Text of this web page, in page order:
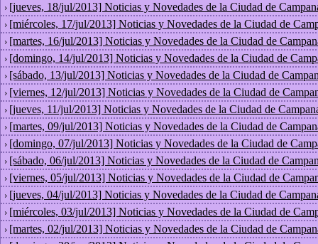
› [jueves, 18/jul/2013] Noticias y Novedades de la Ciudad de
› [miércoles, 17/jul/2013] Noticias y Novedades de la Ciudad de
› [martes, 16/jul/2013] Noticias y Novedades de la Ciudad de
› [domingo, 14/jul/2013] Noticias y Novedades de la Ciudad de
› [sábado, 13/jul/2013] Noticias y Novedades de la Ciudad de
› [viernes, 12/jul/2013] Noticias y Novedades de la Ciudad de
› [jueves, 11/jul/2013] Noticias y Novedades de la Ciudad de
› [martes, 09/jul/2013] Noticias y Novedades de la Ciudad de
› [domingo, 07/jul/2013] Noticias y Novedades de la Ciudad de
› [sábado, 06/jul/2013] Noticias y Novedades de la Ciudad de
› [viernes, 05/jul/2013] Noticias y Novedades de la Ciudad de
› [jueves, 04/jul/2013] Noticias y Novedades de la Ciudad de
› [miércoles, 03/jul/2013] Noticias y Novedades de la Ciudad de
› [martes, 02/jul/2013] Noticias y Novedades de la Ciudad de